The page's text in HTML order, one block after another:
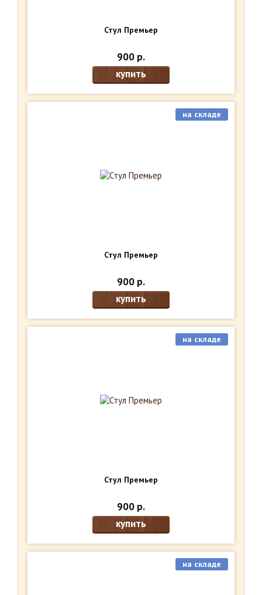
Стул Премьер
900 р.
купить
Стул Премьер
на складе
900 р.
купить
Стул Премьер
на складе
900 р.
купить
на складе